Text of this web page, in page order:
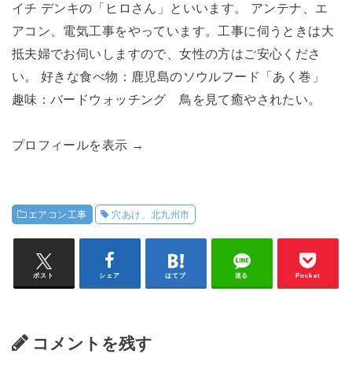
イチ デンキの「ヒロさん」といいます。 アンテナ、エ
アコン、電気工事をやっています。工事に伺うときは大
抵夫婦でお伺いしますので、女性の方はご安心くださ
い。 好きな食べ物：鹿児島のソウルフード「あく巻」
趣味：バードウォッチング 鳥を見て癒やされたい。
プロフィールを表示 →
エアコン工事 穴あけ、北九州市
ポスト シェア はてブ 送る Pocket
コメントを残す